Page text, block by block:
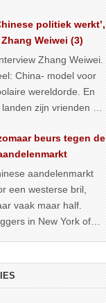
politiek werkt’,
Weiwei (3)
Zhang Weiwei.
China- model voor
wereldorde. En
zijn vrienden of
beurs tegen de
aandelenmarkt
een westerse bril,
vaak maar half.
in New York of